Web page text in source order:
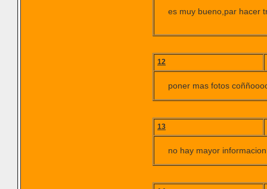
es muy bueno,par hacer
12
poner mas fotos
13
no hay mayor